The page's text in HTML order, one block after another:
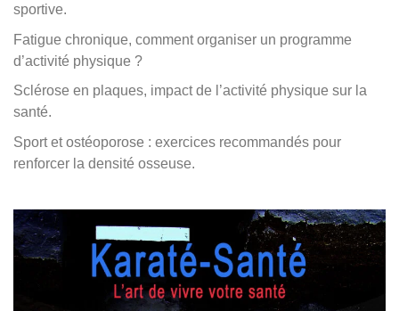
sportive.
Fatigue chronique, comment organiser un programme
d’activité physique ?
Sclérose en plaques, impact de l’activité physique sur la
santé.
Sport et ostéoporose : exercices recommandés pour
renforcer la densité osseuse.